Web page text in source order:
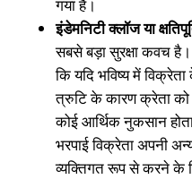
गया है।
इंडेमनिटी क्लॉज या
सबसे बड़ा सुरक्षा कवच
कि यदि भविष्य में
त्रुटि के कारण क्रेता को
कोई आर्थिक नुकसान
भरपाई विक्रेता अपनी
व्यक्तिगत रूप से करने के